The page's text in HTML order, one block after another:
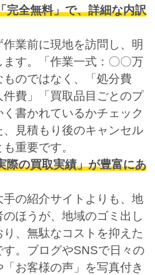
全無料」で、詳細な内訳
業前に現地を訪問し、明
す。「作業一式：〇〇万
のではなく、「処分費
費」「買取品目ごとのプ
書かれているかチェック
、見積もり後のキャンセル
重要です。
の買取実績」が豊富にあ
の紹介サイトよりも、地
ほうが、地域のゴミ出し
、無駄なコストを抑えた
。ブログやSNSで日々の
お客様の声」を写真付き